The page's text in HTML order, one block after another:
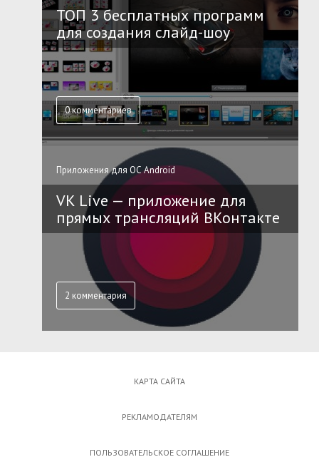
ТОП 3 бесплатных программ
для создания слайд-шоу
0 комментариев
Приложения для ОС Android
VK Live — приложение для
прямых трансляций ВКонтакте
2 комментария
КАРТА САЙТА
РЕКЛАМОДАТЕЛЯМ
ПОЛЬЗОВАТЕЛЬСКОЕ СОГЛАШЕНИЕ